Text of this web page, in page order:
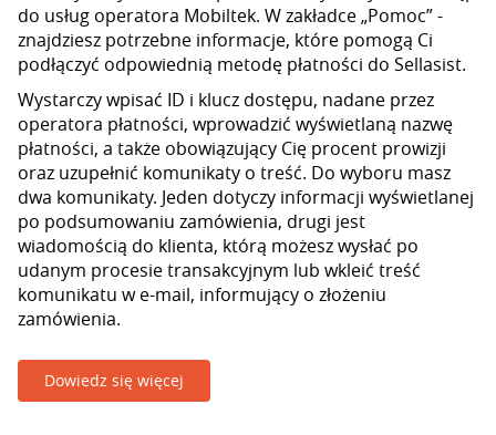
do usług operatora Mobiltek. W zakładce „Pomoc” -
znajdziesz potrzebne informacje, które pomogą Ci
podłączyć odpowiednią metodę płatności do Sellasist.
Wystarczy wpisać ID i klucz dostępu, nadane przez
operatora płatności, wprowadzić wyświetlaną nazwę
płatności, a także obowiązujący Cię procent prowizji
oraz uzupełnić komunikaty o treść. Do wyboru masz
dwa komunikaty. Jeden dotyczy informacji wyświetlanej
po podsumowaniu zamówienia, drugi jest
wiadomością do klienta, którą możesz wysłać po
udanym procesie transakcyjnym lub wkleić treść
komunikatu w e-mail, informujący o złożeniu
zamówienia.
Dowiedz się więcej